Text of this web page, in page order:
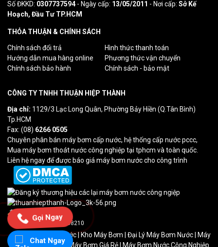
Gọi Ngay
Chat Ngay
Số ĐKKD: 0307737594- Ngày cấp: 13/05/2011 - Nơi cấp: Sở Kế
Hoạch, Đầu Tư TP.HCM
THỎA THUẬN & CHÍNH SÁCH
Chính sách đổi trả
Hình thức thanh toán
Hướng dẫn mua hàng online
Phương thức vận chuyển
Chính sách bảo hành
Chính sách - bảo mật
CÔNG TY TNHH THUẬN HIỆP THÀNH
Địa chỉ: 1129/3 Lạc Long Quân, Phường Bảy Hiền (Q.Tân Bình)
Tp.HCM
Fax: (08) 6266 0505
Chuyên phân bán máy bơm cấp nước, hệ thống cấp nước pccc,
Mua máy bơm thoát nước công nghiệp tại tphcm và toàn quốc.
Liên hệ ngay để được báo giá máy bơm nước cho công trình
Lượt truy cập: 1
Tổng truy cập: 238210
Máy Bơm Cấp Nước|Kho Máy Bơm | Đại Lý Máy Bơm Nước | Máy
Bơm Nước HCM | Máy Bơm Giá Rẻ | Máy Bơm Nước Công Nghiệp